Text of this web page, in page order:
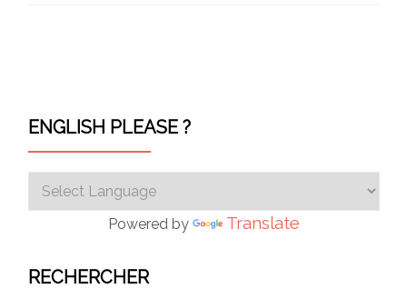
ENGLISH PLEASE ?
Powered by Translate
RECHERCHER